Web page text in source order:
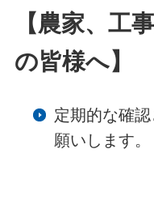
【農家、工
の皆様へ】
定期的な確
願いします。